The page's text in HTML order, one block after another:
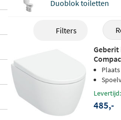
rde merken als Villeroy & Boch,
, in uitvoeringen
oblok en back-to-wall. Of je kiest
klassiek duobloktoilet met
of een strak back-to-wall model
et reservoir verborgen is, je vindt
toilet dat past bij jouw badkamer
en. Veel modellen zijn uitgerust
atieve spoeltechnologieën en
Duoblok toiletten
Filters
Geberit
QR -
485,-